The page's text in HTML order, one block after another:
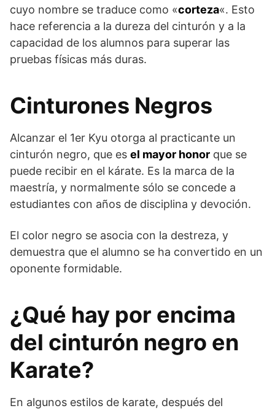
cuyo nombre se traduce como «corteza«. Esto
hace referencia a la dureza del cinturón y a la
capacidad de los alumnos para superar las
pruebas físicas más duras.
Cinturones Negros
Alcanzar el 1er Kyu otorga al practicante un
cinturón negro, que es el mayor honor que se
puede recibir en el kárate. Es la marca de la
maestría, y normalmente sólo se concede a
estudiantes con años de disciplina y devoción.
El color negro se asocia con la destreza, y
demuestra que el alumno se ha convertido en un
oponente formidable.
¿Qué hay por encima
del cinturón negro en
Karate?
En algunos estilos de karate, después del